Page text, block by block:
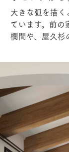
大きな弧を描
ています。前
欄間や、屋久杉